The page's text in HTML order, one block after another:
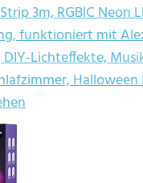
3m, RGBIC Neon
funktioniert mit
Lichteffekte,
Halloween